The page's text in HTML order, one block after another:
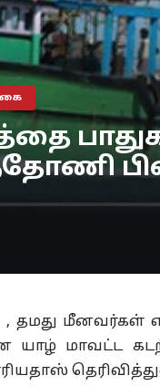
, தமது மீனவர்கள்
மாவட்ட கடற்